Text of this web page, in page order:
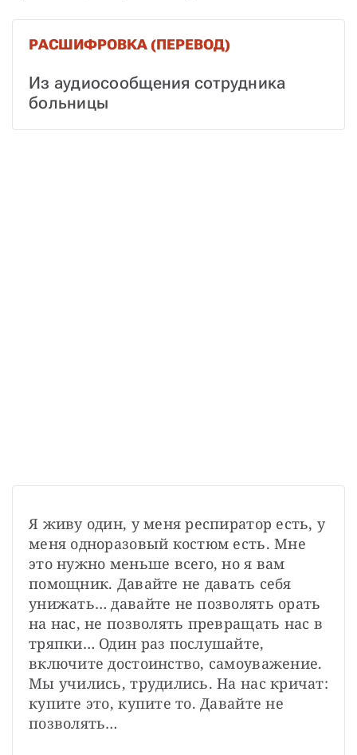
РАСШИФРОВКА (ПЕРЕВОД)
Из аудиосообщения сотрудника
больницы
Я живу один, у меня респиратор есть, у
меня одноразовый костюм есть. Мне
это нужно меньше всего, но я вам
помощник. Давайте не давать себя
унижать… давайте не позволять орать
на нас, не позволять превращать нас в
тряпки… Один раз послушайте,
включите достоинство, самоуважение.
Мы учились, трудились. На нас кричат:
купите это, купите то. Давайте не
позволять…